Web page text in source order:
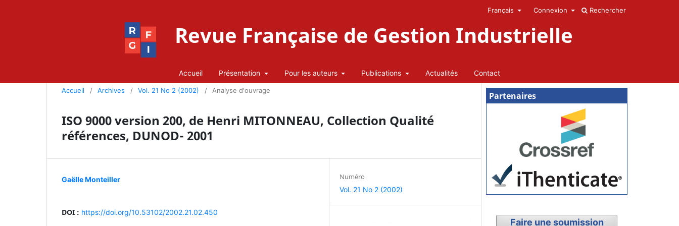
Revue Française de Gestion Industrielle
Accueil Présentation Pour les auteurs Publications Actualités Contact
Rechercher
Français Connexion
Accueil / Archives / Vol. 21 No 2 (2002) / Analyse d'ouvrage
ISO 9000 version 200, de Henri MITONNEAU, Collection Qualité
références, DUNOD- 2001
Gaëlle Monteiller
DOI : https://doi.org/10.53102/2002.21.02.450
Numéro
Vol. 21 No 2 (2002)
Partenaires
Faire une soumission